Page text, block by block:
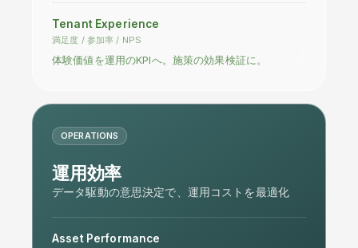
Tenant Experience
満足度 / 参加率 / NPS
体験価値を運用のKPIへ。施策の効果検証に。
OPERATIONS
運用効率
データ駆動の意思決定で、運用コストを最適化
Asset Performance